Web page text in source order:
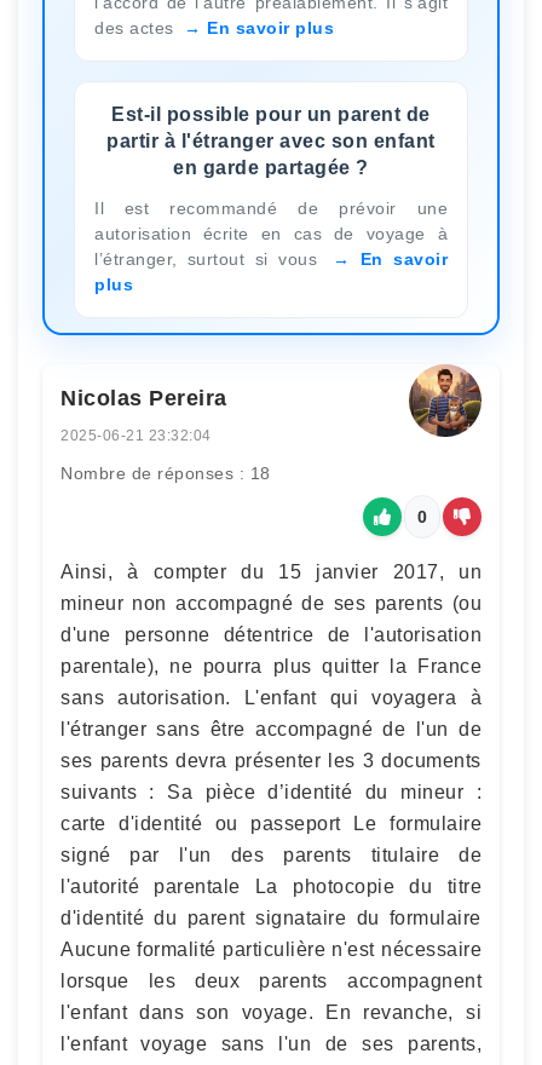
des actes
En savoir plus
Est-il possible pour un parent de
partir à l'étranger avec son enfant
en garde partagée ?
Il est recommandé de prévoir une
autorisation écrite en cas de voyage à
l’étranger, surtout si vous
En savoir
plus
Nicolas Pereira
2025-06-21 23:32:04
Nombre de réponses : 18
0
Ainsi, à compter du 15 janvier 2017, un
mineur non accompagné de ses parents (ou
d'une personne détentrice de l'autorisation
parentale), ne pourra plus quitter la France
sans autorisation. L'enfant qui voyagera à
l'étranger sans être accompagné de l'un de
ses parents devra présenter les 3 documents
suivants : Sa pièce d’identité du mineur :
carte d'identité ou passeport Le formulaire
signé par l'un des parents titulaire de
l'autorité parentale La photocopie du titre
d'identité du parent signataire du formulaire
Aucune formalité particulière n'est nécessaire
lorsque les deux parents accompagnent
l'enfant dans son voyage. En revanche, si
l'enfant voyage sans l'un de ses parents,